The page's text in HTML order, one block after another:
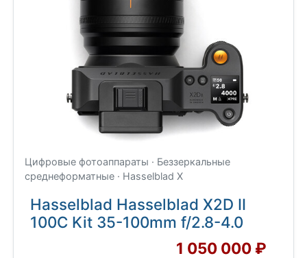
Цифровые фотоаппараты · Беззеркальные
среднеформатные · Hasselblad X
Hasselblad Hasselblad X2D II
100C Kit 35-100mm f/2.8-4.0
1 050 000 ₽